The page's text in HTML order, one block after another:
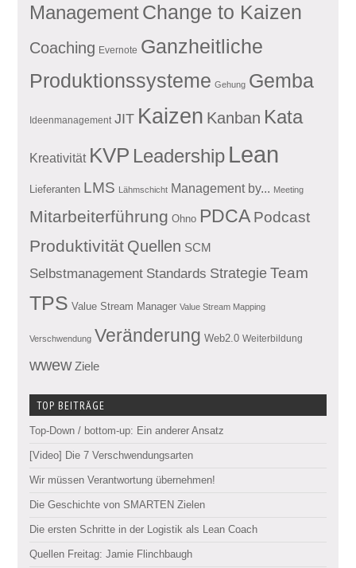
ManagementChange to Kaizen
Coaching Evernote Ganzheitliche
Produktionssysteme Gehung Gemba
Ideenmanagement JIT Kaizen Kanban Kata
Kreativität KVP Leadership Lean
Lieferanten LMS Lähmschicht Management by... Meeting
Mitarbeiterführung Ohno PDCA Podcast
Produktivität Quellen SCM
Selbstmanagement Standards Strategie Team
TPS Value Stream Manager Value Stream Mapping
Verschwendung Veränderung Web2.0 Weiterbildung
wwew Ziele
TOP BEITRÄGE
Top-Down / bottom-up: Ein anderer Ansatz
[Video] Die 7 Verschwendungsarten
Wir müssen Verantwortung übernehmen!
Die Geschichte von SMARTEN Zielen
Die ersten Schritte in der Logistik als Lean Coach
Quellen Freitag: Jamie Flinchbaugh